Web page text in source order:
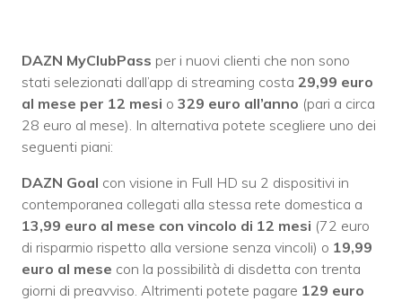
DAZN MyClubPass per i nuovi clienti che non sono
stati selezionati dall’app di streaming costa 29,99 euro
al mese per 12 mesi o 329 euro all’anno (pari a circa
28 euro al mese). In alternativa potete scegliere uno dei
seguenti piani:
DAZN Goal con visione in Full HD su 2 dispositivi in
contemporanea collegati alla stessa rete domestica a
13,99 euro al mese con vincolo di 12 mesi (72 euro
di risparmio rispetto alla versione senza vincoli) o 19,99
euro al mese con la possibilità di disdetta con trenta
giorni di preavviso. Altrimenti potete pagare 129 euro